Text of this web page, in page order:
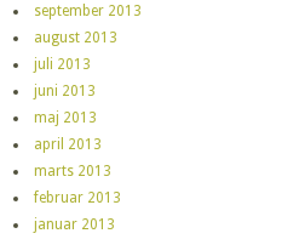
september 2013
august 2013
juli 2013
juni 2013
maj 2013
april 2013
marts 2013
februar 2013
januar 2013